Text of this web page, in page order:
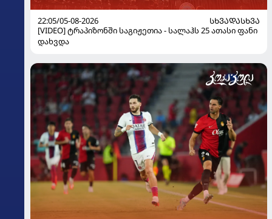
22:05/05-08-2026
ᲡᲮᲕᲐᲓᲐᲡᲮᲕᲐ
[VIDEO] ტრაპიზონში საგიჟეთია - სალაჰს 25 ათასი ფანი
დახვდა